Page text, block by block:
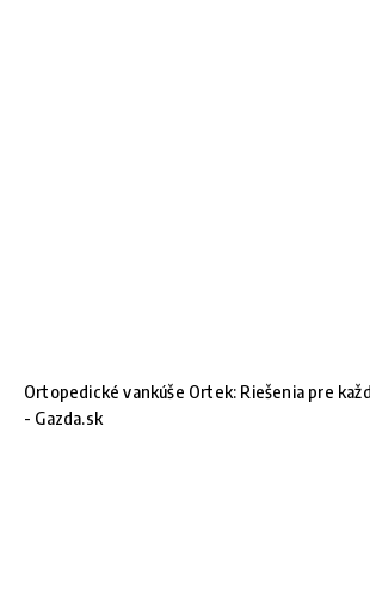
Ortopedické vankúše Ortek: Riešenia pre
- Gazda.sk